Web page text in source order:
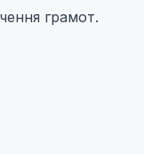
грамот.